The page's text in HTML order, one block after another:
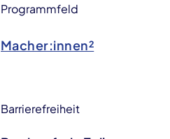
Programmfeld
Macher:innen²
Barrierefreiheit